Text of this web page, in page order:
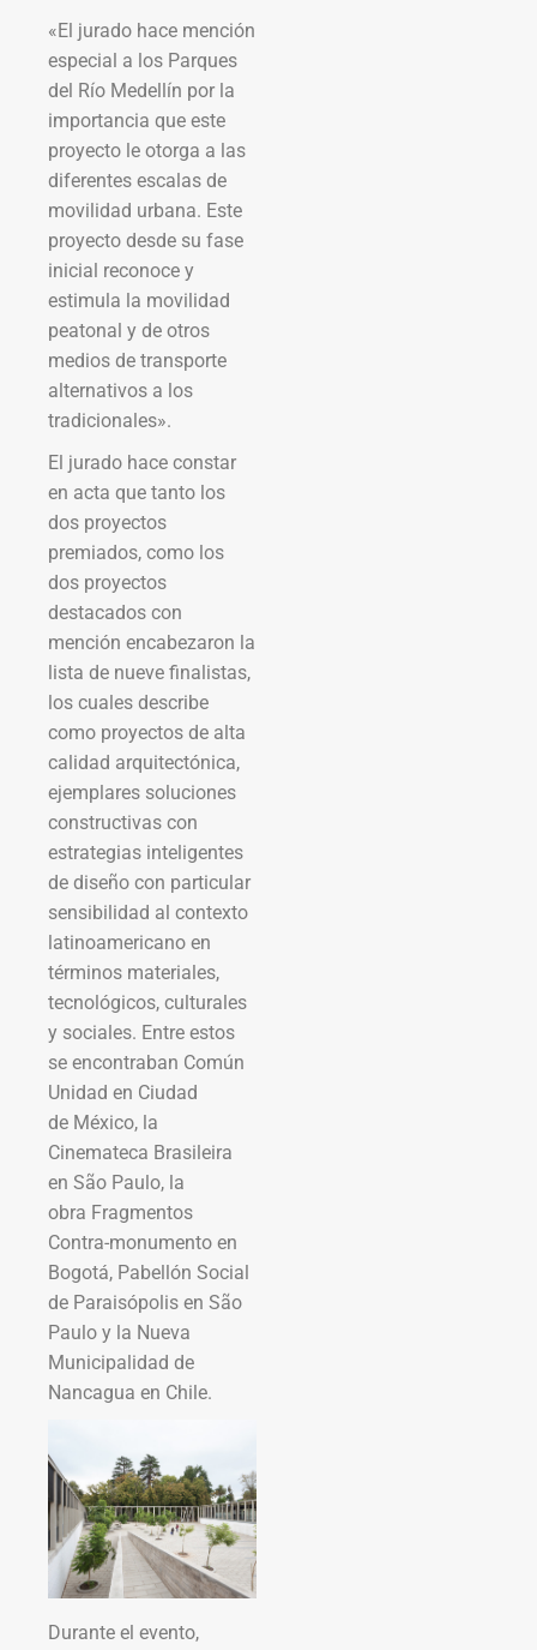
«El jurado hace mención
especial a los Parques
del Río Medellín por la
importancia que este
proyecto le otorga a las
diferentes escalas de
movilidad urbana. Este
proyecto desde su fase
inicial reconoce y
estimula la movilidad
peatonal y de otros
medios de transporte
alternativos a los
tradicionales».
El jurado hace constar
en acta que tanto los
dos proyectos
premiados, como los
dos proyectos
destacados con
mención encabezaron la
lista de nueve finalistas,
los cuales describe
como proyectos de alta
calidad arquitectónica,
ejemplares soluciones
constructivas con
estrategias inteligentes
de diseño con particular
sensibilidad al contexto
latinoamericano en
términos materiales,
tecnológicos, culturales
y sociales. Entre estos
se encontraban Común
Unidad en Ciudad
de México, la
Cinemateca Brasileira
en São Paulo, la
obra Fragmentos
Contra-monumento en
Bogotá, Pabellón Social
de Paraisópolis en São
Paulo y la Nueva
Municipalidad de
Nancagua en Chile.
Durante el evento,